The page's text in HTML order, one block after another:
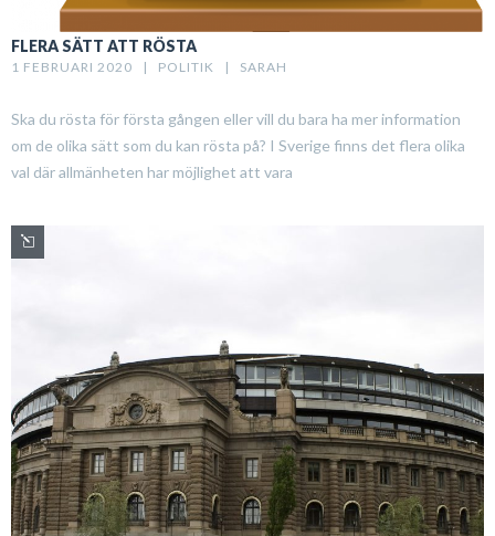
FLERA SÄTT ATT RÖSTA
1 FEBRUARI 2020   | POLITIK
   |
SARAH
Ska du rösta för första gången eller vill du bara ha mer information
om de olika sätt som du kan rösta på? I Sverige finns det flera olika
val där allmänheten har möjlighet att vara